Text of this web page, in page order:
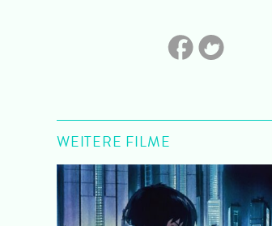
WEITERE FILME